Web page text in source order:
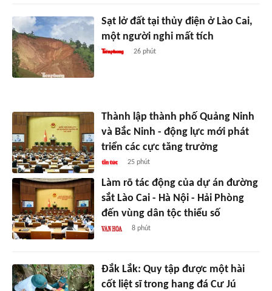
Sạt lở đất tại thủy điện ở Lào Cai,
một người nghi mất tích
26 phút
Thành lập thành phố Quảng Ninh
và Bắc Ninh - động lực mới phát
triển các cực tăng trưởng
25 phút
Làm rõ tác động của dự án đường
sắt Lào Cai - Hà Nội - Hải Phòng
đến vùng dân tộc thiểu số
8 phút
Đắk Lắk: Quy tập được một hài
cốt liệt sĩ trong hang đá Cư Jú